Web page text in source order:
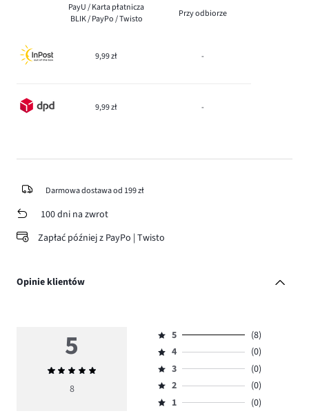
PayU / Karta płatnicza
BLIK / PayPo / Twisto
Przy odbiorze
9,99 zł -
9,99 zł -
Darmowa dostawa od 199 zł
100 dni na zwrot
Zapłać później z PayPo | Twisto
Opinie klientów
5
Średnia
ocena
8
Ocena
5,
ilość
głosów
8.
5
(8)
Ocena
4,
ilość
głosów
4
(0)
Ocena
3,
ilość
3
(0)
Ocena
2,
2
(0)
Ocena
1 (0)